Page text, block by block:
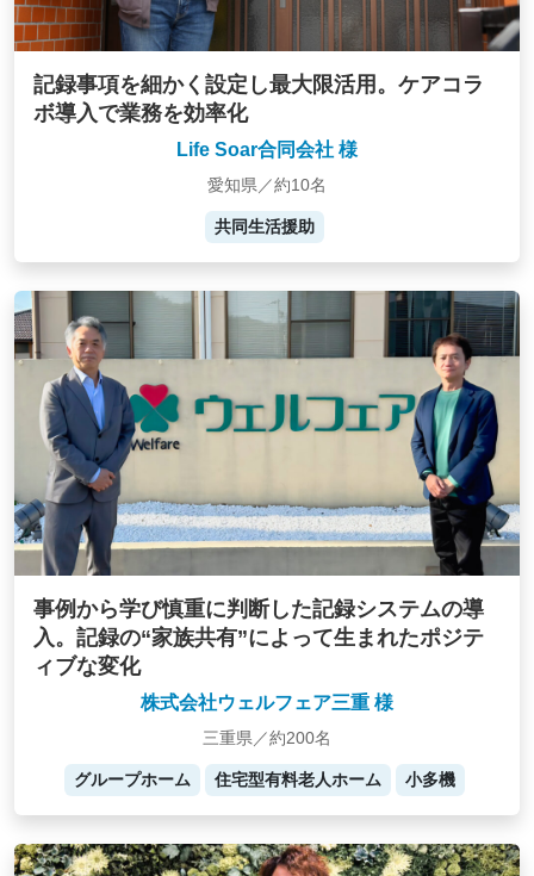
記録事項を細かく設定し最大限活用。ケアコラ
ボ導入で業務を効率化
Life Soar合同会社 様
愛知県／約10名
共同生活援助
事例から学び慎重に判断した記録システムの導
入。記録の“家族共有”によって生まれたポジテ
ィブな変化
株式会社ウェルフェア三重 様
三重県／約200名
グループホーム 住宅型有料老人ホーム 小多機